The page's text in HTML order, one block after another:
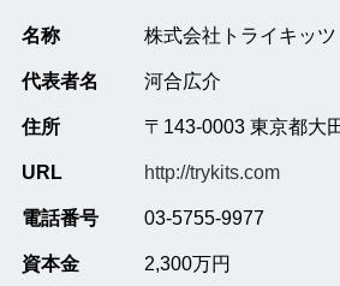
名称 株式会社トライキッツ
代表者名 河合広介
住所 〒143-0003 東京都大
URL http://trykits.com
電話番号 03-5755-9977
資本金 2,300万円